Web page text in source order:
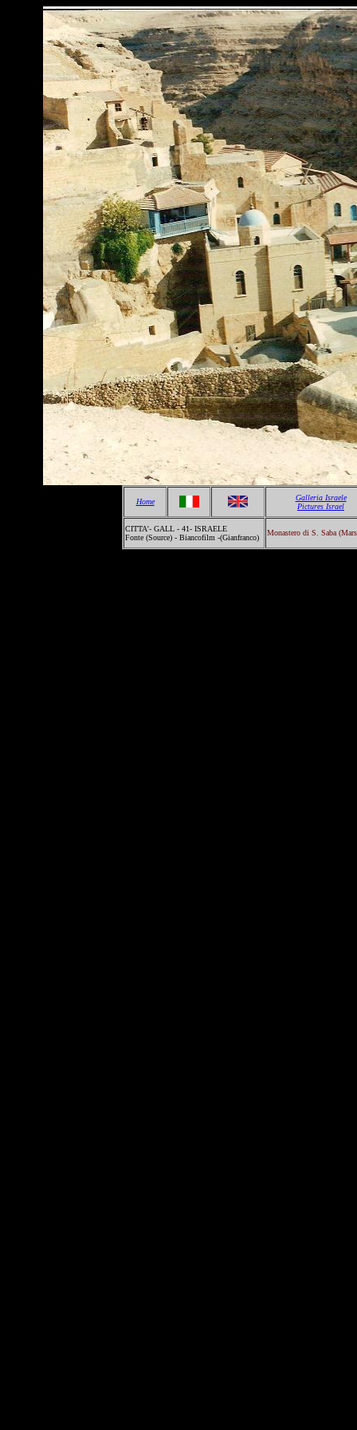
Home
Galleria Israele
Pictures Israel
CITTA'- GALL - 41- ISRAELE
Fonte (Source) - Biancofilm -(Gianfranco)
Monastero di S. Saba